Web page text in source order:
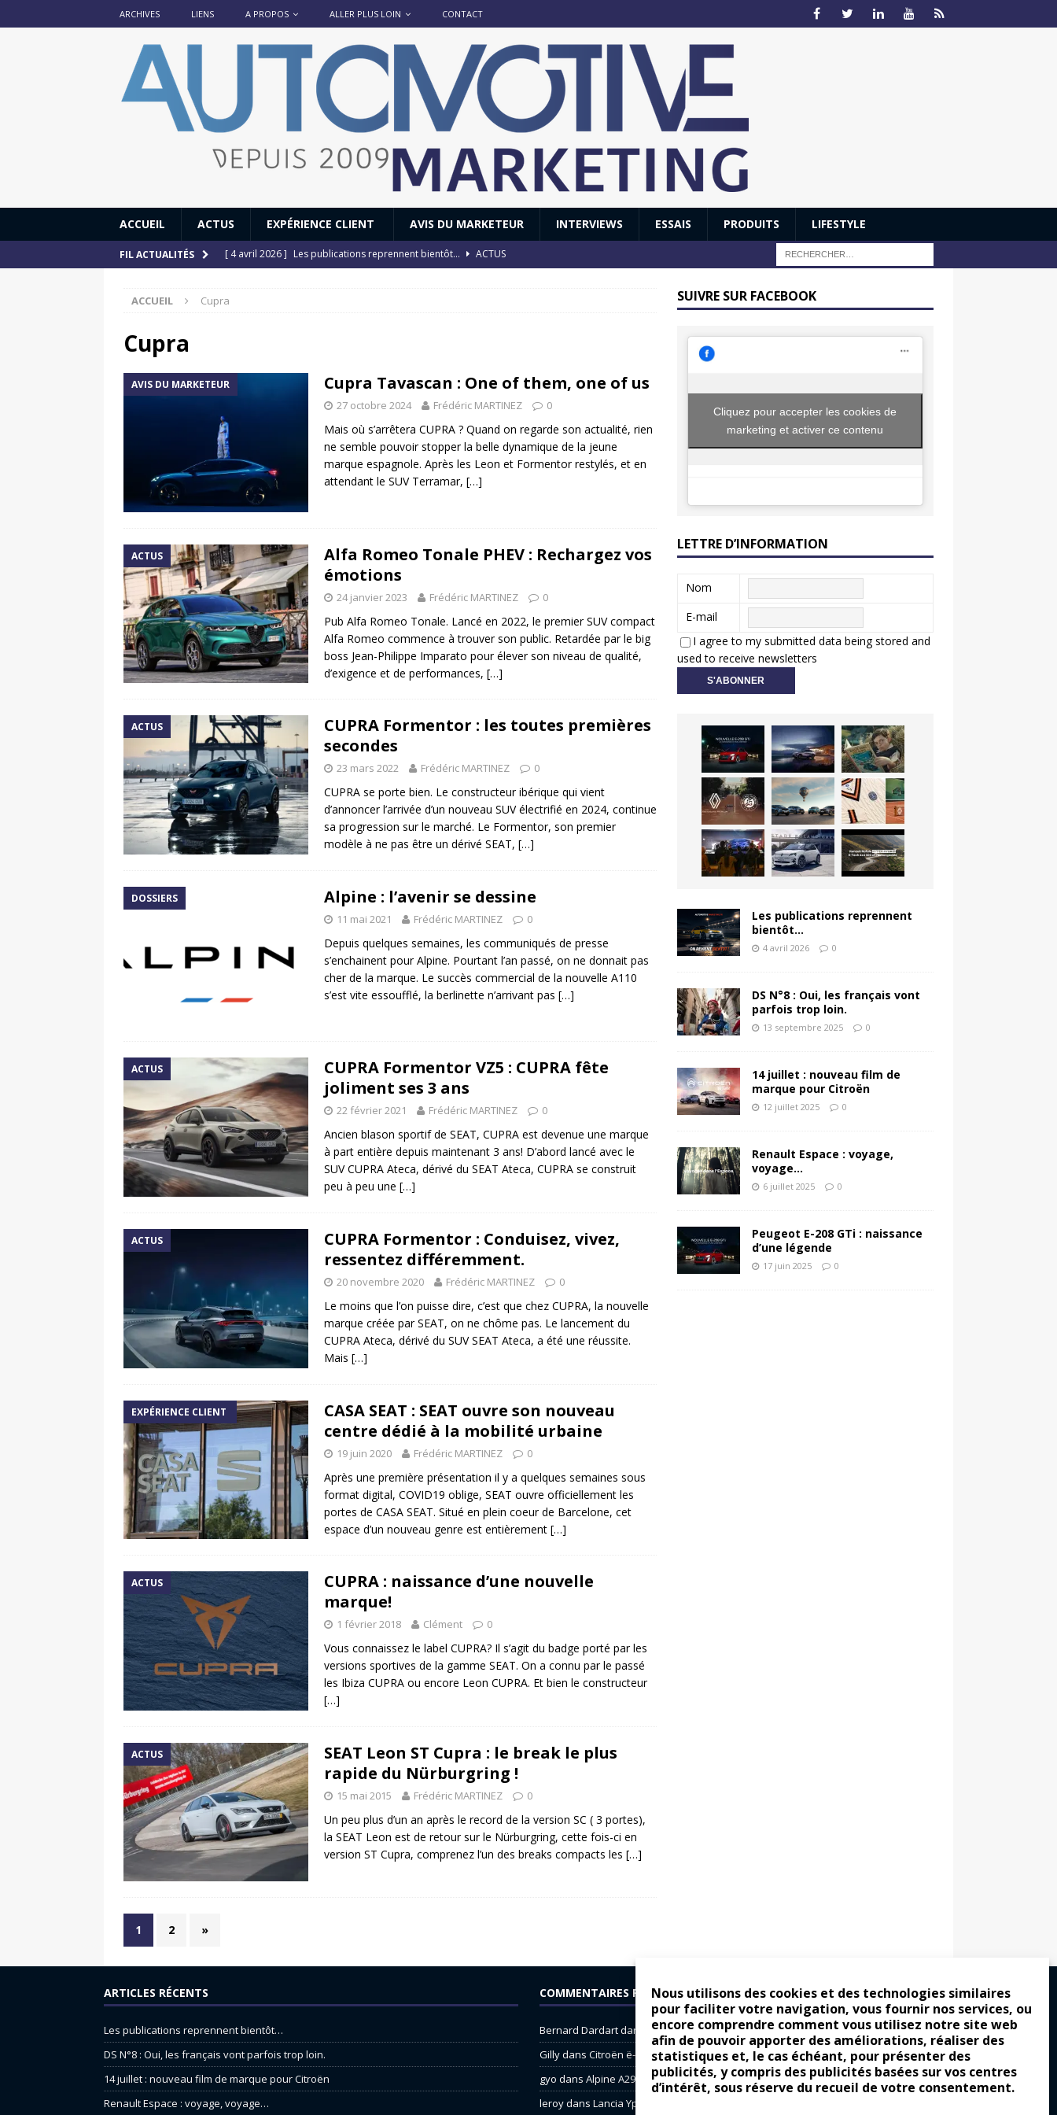
Nous utilisons des cookies et des technologies similaires
pour faciliter votre navigation, vous fournir nos services, ou
encore comprendre comment vous utilisez notre site web
afin de pouvoir apporter des améliorations, réaliser des
statistiques et, le cas échéant, pour présenter des
publicités, y compris des publicités basées sur vos centres
d’intérêt, sous réserve du recueil de votre consentement.
ARCHIVES LIENS A PROPOS ALLER PLUS LOIN CONTACT
ACCUEIL ACTUS EXPÉRIENCE CLIENT AVIS DU MARKETEUR INTERVIEWS ESSAIS PRODUITS LIFESTYLE
FIL ACTUALITÉS [ 4 avril 2026 ] Les publications reprennent bientôt…
ACTUS
[ 12 juillet 2025 ]
[ 11 avril 2020 ]
#StayHome : Honda dévoile un spot publicitaire… confiné! ACTUS
ACCUEIL Cupra
Cupra
AVIS DU MARKETEUR Cupra Tavascan : One of them, one of us
27 octobre 2024 Frédéric MARTINEZ 0
Mais où s’arrêtera CUPRA ? Quand on regarde son actualité, rien
ne semble pouvoir stopper la belle dynamique de la jeune
marque espagnole. Après les Leon et Formentor restylés, et en
attendant le SUV Terramar, […]
ACTUS
Alfa Romeo Tonale PHEV : Rechargez vos
émotions
24 janvier 2023 Frédéric MARTINEZ 0
Pub Alfa Romeo Tonale. Lancé en 2022, le premier SUV compact
Alfa Romeo commence à trouver son public. Retardée par le big
boss Jean-Philippe Imparato pour élever son niveau de qualité,
d’exigence et de performances, […]
ACTUS
CUPRA Formentor : les toutes premières
secondes
23 mars 2022 Frédéric MARTINEZ 0
CUPRA se porte bien. Le constructeur ibérique qui vient
d’annoncer l’arrivée d’un nouveau SUV électrifié en 2024, continue
sa progression sur le marché. Le Formentor, son premier
modèle à ne pas être un dérivé SEAT, […]
DOSSIERS Alpine : l’avenir se dessine
11 mai 2021 Frédéric MARTINEZ 0
Depuis quelques semaines, les communiqués de presse
s’enchainent pour Alpine. Pourtant l’an passé, on ne donnait pas
cher de la marque. Le succès commercial de la nouvelle A110
s’est vite essoufflé, la berlinette n’arrivant pas […]
ACTUS
CUPRA Formentor VZ5 : CUPRA fête
joliment ses 3 ans
22 février 2021 Frédéric MARTINEZ 0
Ancien blason sportif de SEAT, CUPRA est devenue une marque
à part entière depuis maintenant 3 ans! D’abord lancé avec le
SUV CUPRA Ateca, dérivé du SEAT Ateca, CUPRA se construit
peu à peu une […]
ACTUS
CUPRA Formentor : Conduisez, vivez,
ressentez différemment.
20 novembre 2020 Frédéric MARTINEZ 0
Le moins que l’on puisse dire, c’est que chez CUPRA, la nouvelle
marque créée par SEAT, on ne chôme pas. Le lancement du
CUPRA Ateca, dérivé du SUV SEAT Ateca, a été une réussite.
Mais […]
EXPÉRIENCE CLIENT
CASA SEAT : SEAT ouvre son nouveau
centre dédié à la mobilité urbaine
19 juin 2020 Frédéric MARTINEZ 0
Après une première présentation il y a quelques semaines sous
format digital, COVID19 oblige, SEAT ouvre officiellement les
portes de CASA SEAT. Situé en plein coeur de Barcelone, cet
espace d’un nouveau genre est entièrement […]
ACTUS
CUPRA : naissance d’une nouvelle
marque!
1 février 2018 Clément 0
Vous connaissez le label CUPRA? Il s’agit du badge porté par les
versions sportives de la gamme SEAT. On a connu par le passé
les Ibiza CUPRA ou encore Leon CUPRA. Et bien le constructeur
[…]
ACTUS
SEAT Leon ST Cupra : le break le plus
rapide du Nürburgring !
15 mai 2015 Frédéric MARTINEZ 0
Un peu plus d’un an après le record de la version SC ( 3 portes),
la SEAT Leon est de retour sur le Nürburgring, cette fois-ci en
version ST Cupra, comprenez l’un des breaks compacts les […]
1 2 »
SUIVRE SUR FACEBOOK
Cliquez pour accepter les cookies de
marketing et activer ce contenu
LETTRE D’INFORMATION
Nom
E-mail
I agree to my submitted data being stored and
used to receive newsletters
Les publications reprennent
bientôt…
4 avril 2026 0
DS N°8 : Oui, les français vont
parfois trop loin.
13 septembre 2025 0
14 juillet : nouveau film de
marque pour Citroën
12 juillet 2025 0
Renault Espace : voyage,
voyage…
6 juillet 2025 0
Peugeot E-208 GTi : naissance
d’une légende
17 juin 2025 0
ARTICLES RÉCENTS
Les publications reprennent bientôt…
DS N°8 : Oui, les français vont parfois trop loin.
14 juillet : nouveau film de marque pour Citroën
Renault Espace : voyage, voyage…
COMMENTAIRES RÉCENTS
Bernard Dardartdans
Dacia Sandero : pour les gens vrais
Gillydans Citroën ë-C3 : la révolution a commencé
gyo dans Alpine A290 : L’irrésistible attraction de la légèreté
leroydans Lancia Ypsilon : naturellement envoûtante ?